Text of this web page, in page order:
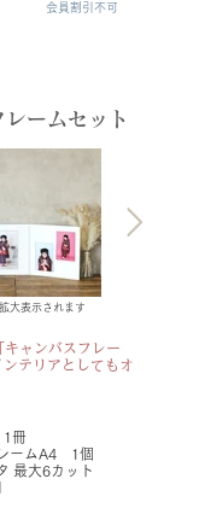
会員割引不可
ームセット
大表示されます
ャンバスフレー
テリアとしてもオ
1冊
ームA4 1個
最大6カット